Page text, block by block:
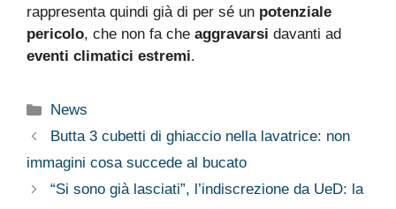
rappresenta quindi già di per sé un potenziale
pericolo, che non fa che aggravarsi davanti ad
eventi climatici estremi.
Categorie
News
Butta 3 cubetti di ghiaccio nella lavatrice: non
immagini cosa succede al bucato
“Si sono già lasciati”, l’indiscrezione da UeD: la